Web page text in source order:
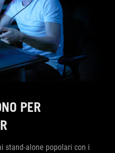
PER
stand-alone popolari con i